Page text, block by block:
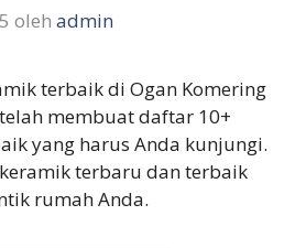
oleh admin
terbaik di Ogan Komering
membuat daftar 10+
yang harus Anda kunjungi.
terbaru dan terbaik
rumah Anda.